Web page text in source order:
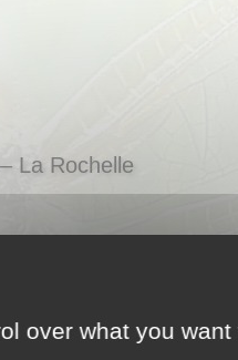
La Rochelle
de confirmation vous sera
transmettre les dernières
over what you want